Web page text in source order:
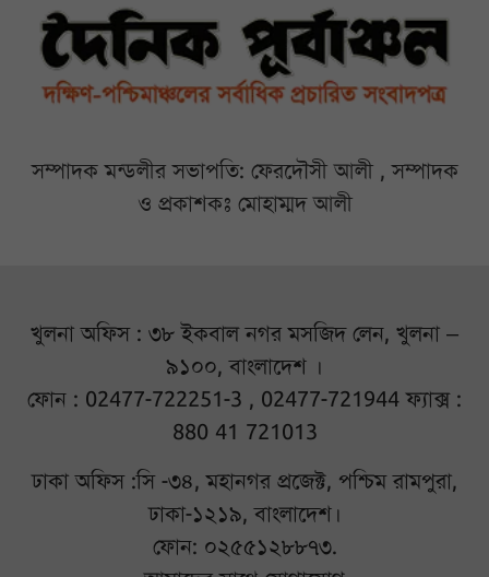
সম্পাদক মন্ডলীর সভাপতি: ফেরদৌসী আলী , সম্পাদক
ও প্রকাশকঃ মোহাম্মদ আলী
খুলনা অফিস : ৩৮ ইকবাল নগর মসজিদ লেন, খুলনা –
৯১০০, বাংলাদেশ ।
ফোন : 02477-722251-3 , 02477-721944 ফ্যাক্স :
880 41 721013
ঢাকা অফিস :সি -৩৪, মহানগর প্রজেক্ট, পশ্চিম রামপুরা,
ঢাকা-১২১৯, বাংলাদেশ।
ফোন: ০২৫৫১২৮৮৭৩.